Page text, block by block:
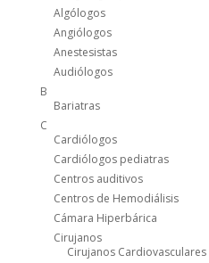
Algólogos
Angiólogos
Anestesistas
Audiólogos
B
Bariatras
C
Cardiólogos
Cardiólogos pediatras
Centros auditivos
Centros de Hemodiálisis
Cámara Hiperbárica
Cirujanos
Cirujanos Cardiovasculares